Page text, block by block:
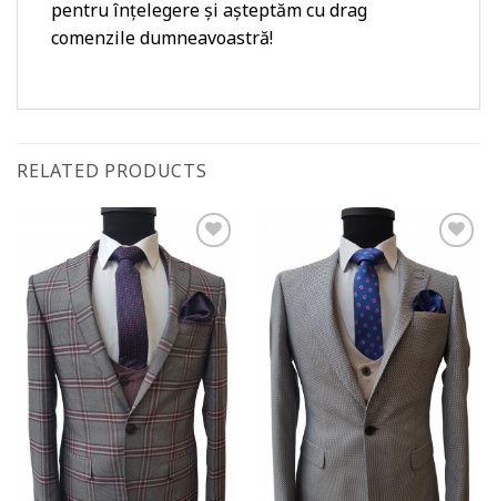
pentru înțelegere și așteptăm cu drag
comenzile dumneavoastră!
RELATED PRODUCTS
Add to
wishlist
Add to
wishlist